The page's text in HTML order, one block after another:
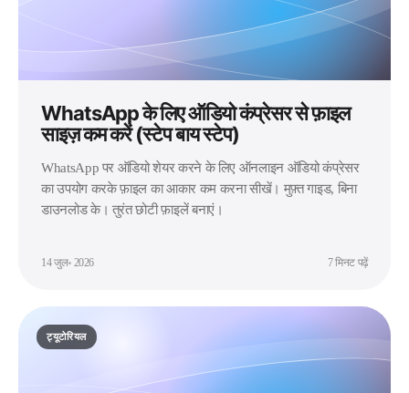
WhatsApp के लिए ऑडियो कंप्रेसर से फ़ाइल
साइज़ कम करें (स्टेप बाय स्टेप)
WhatsApp पर ऑडियो शेयर करने के लिए ऑनलाइन ऑडियो कंप्रेसर
का उपयोग करके फ़ाइल का आकार कम करना सीखें। मुफ़्त गाइड, बिना
डाउनलोड के। तुरंत छोटी फ़ाइलें बनाएं।
14 जुल॰ 2026 7 मिनट पढ़ें
ट्यूटोरियल